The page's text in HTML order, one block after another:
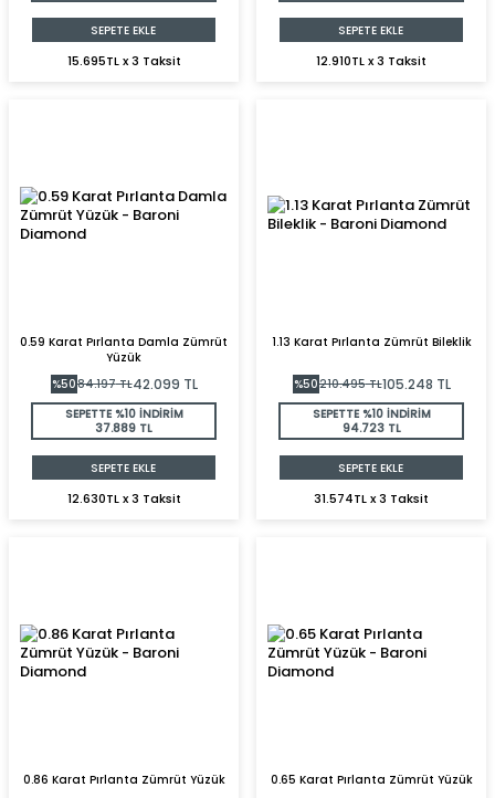
SEPETE EKLE
15.695TL x 3 Taksit
SEPETE EKLE
12.910TL x 3 Taksit
0.59 Karat Pırlanta Damla Zümrüt
Yüzük
%5084.197TL42.099 TL
SEPETTE %10 İNDİRİM
37.889 TL
SEPETE EKLE
12.630TL x 3 Taksit
1.13 Karat Pırlanta Zümrüt Bileklik
%50210.495TL105.248 TL
SEPETTE %10 İNDİRİM
94.723 TL
SEPETE EKLE
31.574TL x 3 Taksit
0.86 Karat Pırlanta Zümrüt Yüzük 0.65 Karat Pırlanta Zümrüt Yüzük